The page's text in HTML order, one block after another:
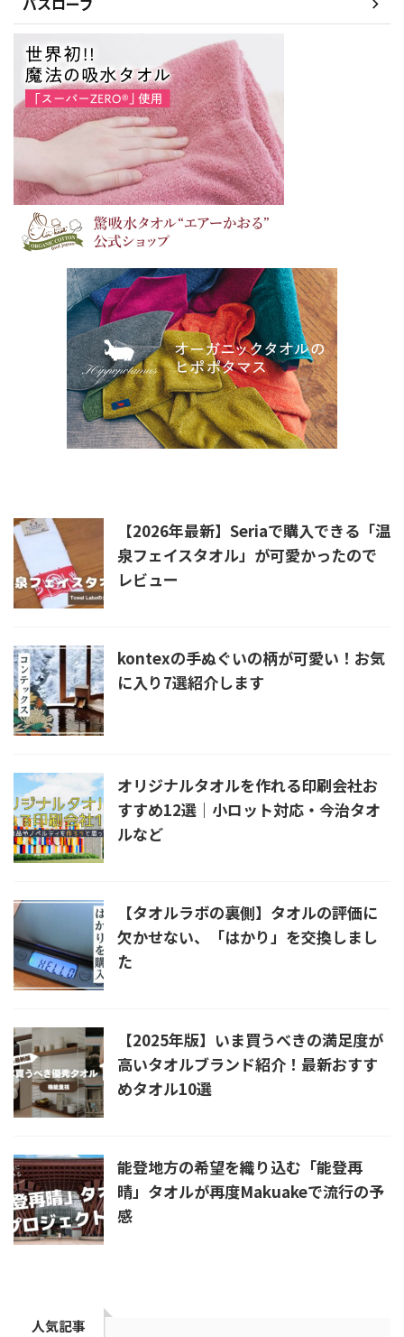
【2026年最新】Seriaで購入できる「温
泉フェイスタオル」が可愛かったので
レビュー
kontexの手ぬぐいの柄が可愛い！お気
に入り7選紹介します
オリジナルタオルを作れる印刷会社お
すすめ12選｜小ロット対応・今治タオ
ルなど
【タオルラボの裏側】タオルの評価に
欠かせない、「はかり」を交換しまし
た
【2025年版】いま買うべきの満足度が
高いタオルブランド紹介！最新おすす
めタオル10選
能登地方の希望を織り込む「能登再
晴」タオルが再度Makuakeで流行の予
感
人気記事